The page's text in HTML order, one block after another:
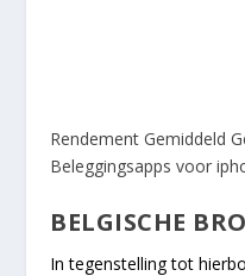
Rendement Gemiddeld
Beleggingsapps voor
BELGISCHE
In tegenstelling tot